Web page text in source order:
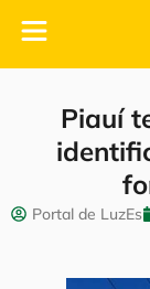
Piauí
Portal de LuzEs